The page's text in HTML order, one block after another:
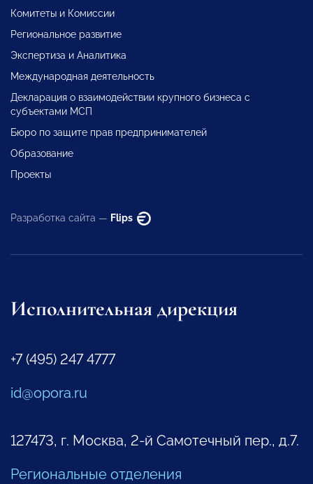
Комитеты и Комиссии
Региональное развитие
Экспертиза и Аналитика
Международная деятельность
Декларация о взаимодействии крупного бизнеса с
субъектами МСП
Бюро по защите прав предпринимателей
Образование
Проекты
Разработка сайта — Flips
Исполнительная дирекция
+7 (495) 247 4777
id@opora.ru
127473, г. Москва, 2-й Самотечный пер., д.7.
Региональные отделения